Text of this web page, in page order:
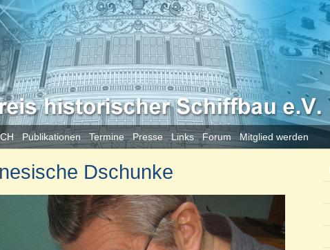
Publikationen Termine Presse Links Forum Mitglied werden
Dschunke